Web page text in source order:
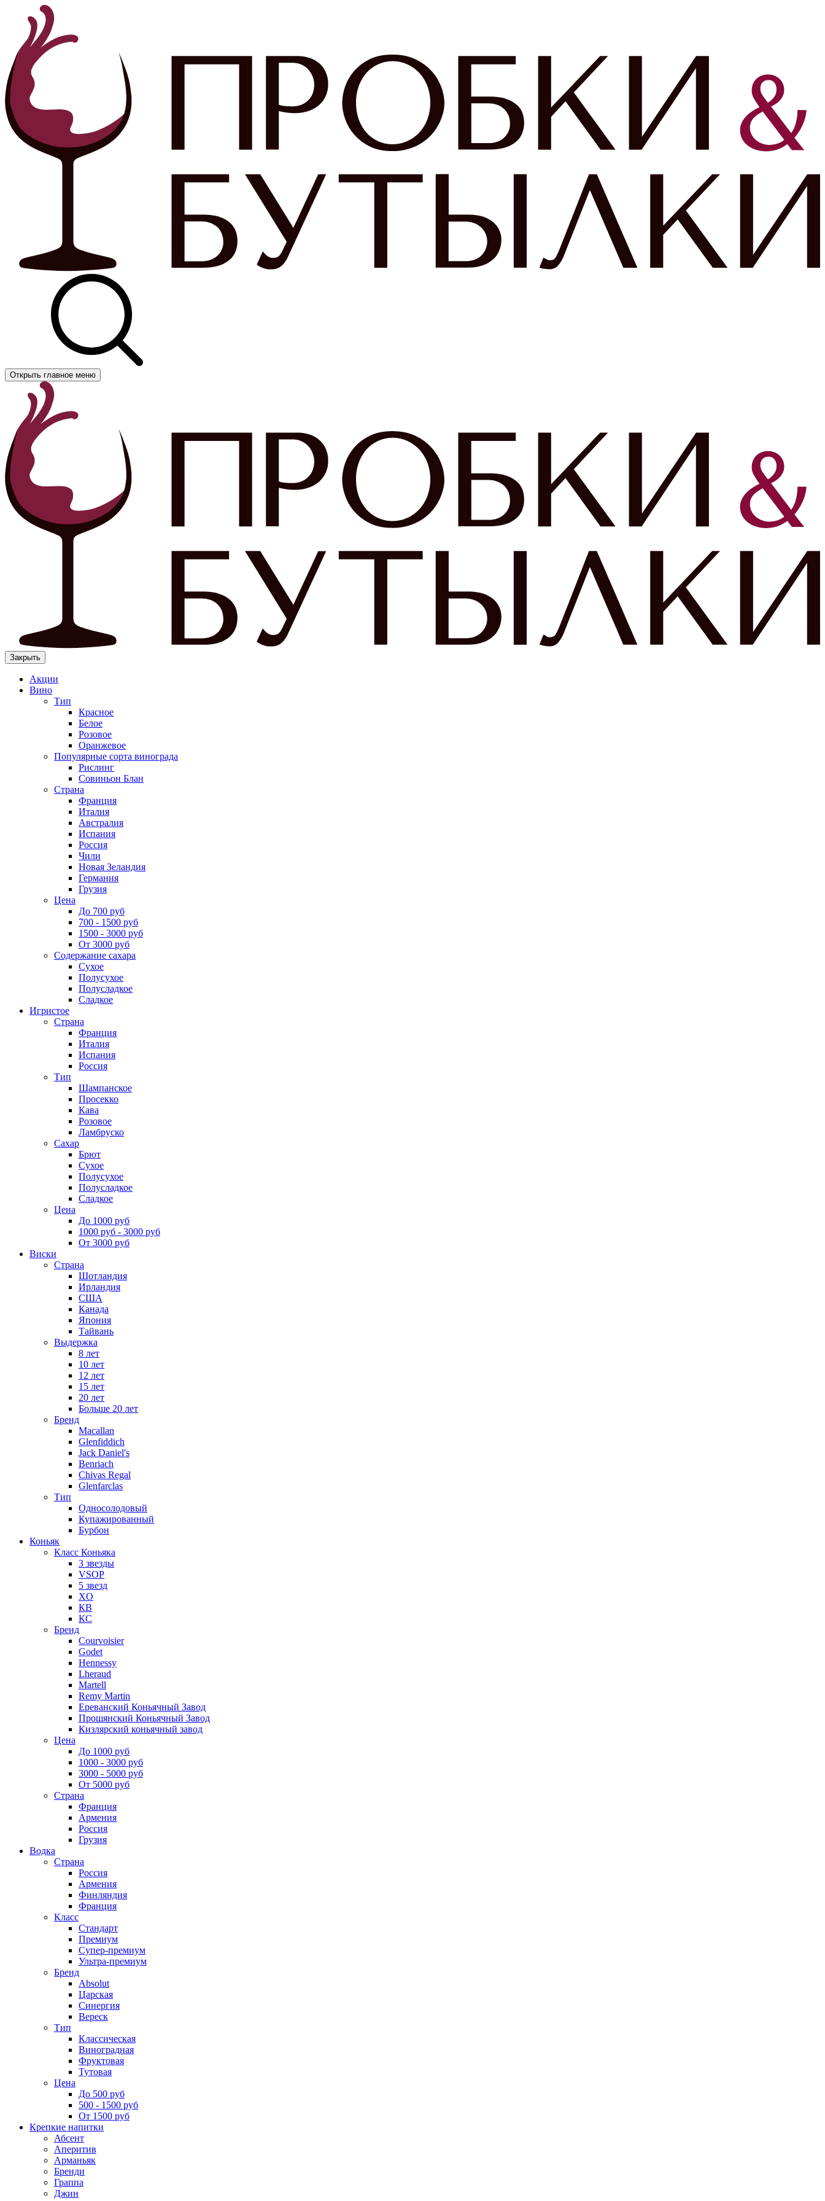
Открыть главное меню
Закрыть
Акции
Вино
Тип
Красное
Белое
Розовое
Оранжевое
Популярные сорта винограда
Рислинг
Совиньон Блан
Страна
Франция
Италия
Австралия
Испания
Россия
Чили
Новая Зеландия
Германия
Грузия
Цена
До 700 руб
700 - 1500 руб
1500 - 3000 руб
От 3000 руб
Содержание сахара
Сухое
Полусухое
Полусладкое
Сладкое
Игристое
Страна
Франция
Италия
Испания
Россия
Тип
Шампанское
Просекко
Кава
Розовое
Ламбруско
Сахар
Брют
Сухое
Полусухое
Полусладкое
Сладкое
Цена
До 1000 руб
1000 руб - 3000 руб
От 3000 руб
Виски
Страна
Шотландия
Ирландия
США
Канада
Япония
Тайвань
Выдержка
8 лет
10 лет
12 лет
15 лет
20 лет
Больше 20 лет
Бренд
Macallan
Glenfiddich
Jack Daniel's
Benriach
Chivas Regal
Glenfarclas
Тип
Односолодовый
Купажированный
Бурбон
Коньяк
Класс Коньяка
3 звезды
VSOP
5 звезд
XO
КВ
КС
Бренд
Courvoisier
Godet
Hennessy
Lheraud
Martell
Remy Martin
Ереванский Коньячный Завод
Прошянский Коньячный Завод
Кизлярский коньячный завод
Цена
До 1000 руб
1000 - 3000 руб
3000 - 5000 руб
От 5000 руб
Страна
Франция
Армения
Россия
Грузия
Водка
Страна
Россия
Армения
Финляндия
Франция
Класс
Стандарт
Премиум
Супер-премиум
Ультра-премиум
Бренд
Absolut
Царская
Синергия
Вереск
Тип
Классическая
Виноградная
Фруктовая
Тутовая
Цена
До 500 руб
500 - 1500 руб
От 1500 руб
Крепкие напитки
Абсент
Аперитив
Арманьяк
Бренди
Граппа
Джин